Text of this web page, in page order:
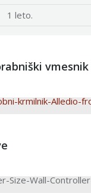
1 leto.
vmesnik